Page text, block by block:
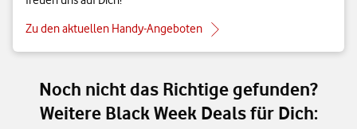
Zu den aktuellen Handy-Angeboten
Noch nicht das Richtige gefunden?
Weitere Black Week Deals für Dich: